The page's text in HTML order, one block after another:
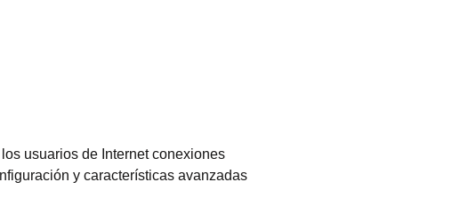
usuarios de Internet conexiones
y características avanzadas